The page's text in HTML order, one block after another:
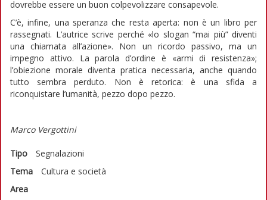
dovrebbe essere un buon colpevolizzare consapevole.
C’è, infine, una speranza che resta aperta: non è un libro per
rassegnati. L’autrice scrive perché «lo slogan “mai più” diventi
una chiamata all’azione». Non un ricordo passivo, ma un
impegno attivo. La parola d’ordine è «armi di resistenza»;
l’obiezione morale diventa pratica necessaria, anche quando
tutto sembra perduto. Non è retorica: è una sfida a
riconquistare l’umanità, pezzo dopo pezzo.
Marco Vergottini
Tipo
Segnalazioni
Tema
Cultura e società
Area